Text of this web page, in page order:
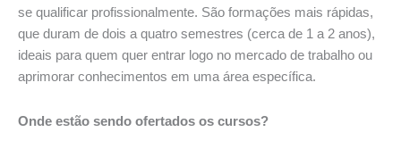
se qualificar profissionalmente. São formações mais rápidas,
que duram de dois a quatro semestres (cerca de 1 a 2 anos),
ideais para quem quer entrar logo no mercado de trabalho ou
aprimorar conhecimentos em uma área específica.
Onde estão sendo ofertados os cursos?